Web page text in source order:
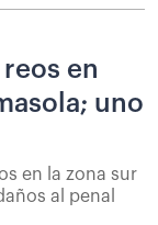
en
uno
en la zona sur
al penal